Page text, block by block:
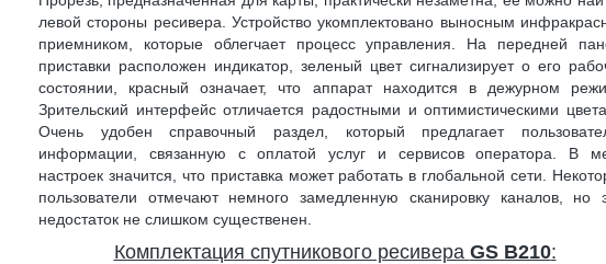
левой стороны ресивера. Устройство укомплектовано выносным
приемником, которые облегчает процесс управления. На передней
приставки расположен индикатор, зеленый цвет сигнализирует о его
состоянии, красный означает, что аппарат находится в дежурном
Зрительский интерфейс отличается радостными и оптимистическими
Очень удобен справочный раздел, который предлагает
информации, связанную с оплатой услуг и сервисов оператора. В
настроек значится, что приставка может работать в глобальной сети.
пользователи отмечают немного замедленную сканировку каналов, но
недостаток не слишком существенен.
Комплектация спутникового ресивера GS B210: